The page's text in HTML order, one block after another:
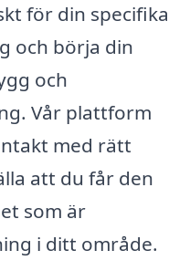
för din specifika
och börja din
och
Vår plattform
med rätt
att du får den
som är
i ditt område.